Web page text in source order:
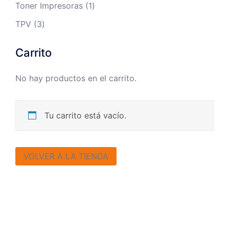
Toner Impresoras 11
TPV 33
Carrito
No hay productos en el carrito.
Tu carrito está vacío.
VOLVER A LA TIENDA